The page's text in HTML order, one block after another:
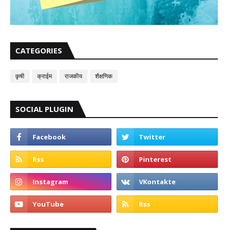
CATEGORIES
कृषी क्राईम राजकीय शैक्षणिक
SOCIAL PLUGIN